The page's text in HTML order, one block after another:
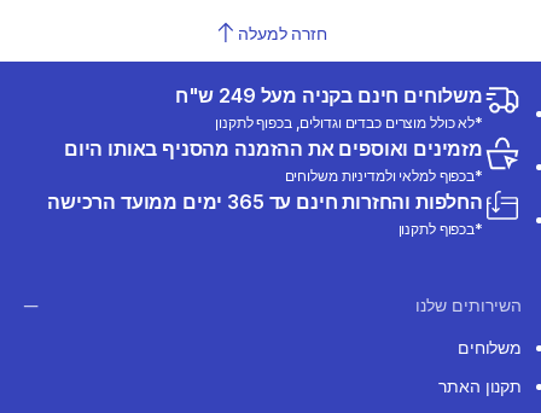
חזרה למעלה
משלוחים חינם בקניה מעל 249 ש"ח
*לא כולל מוצרים כבדים וגדולים, בכפוף לתקנון
מזמינים ואוספים את ההזמנה מהסניף באותו היום
*בכפוף למלאי ולמדיניות משלוחים
החלפות והחזרות חינם עד 365 ימים ממועד הרכישה
*בכפוף לתקנון
השירותים שלנו
משלוחים
תקנון האתר